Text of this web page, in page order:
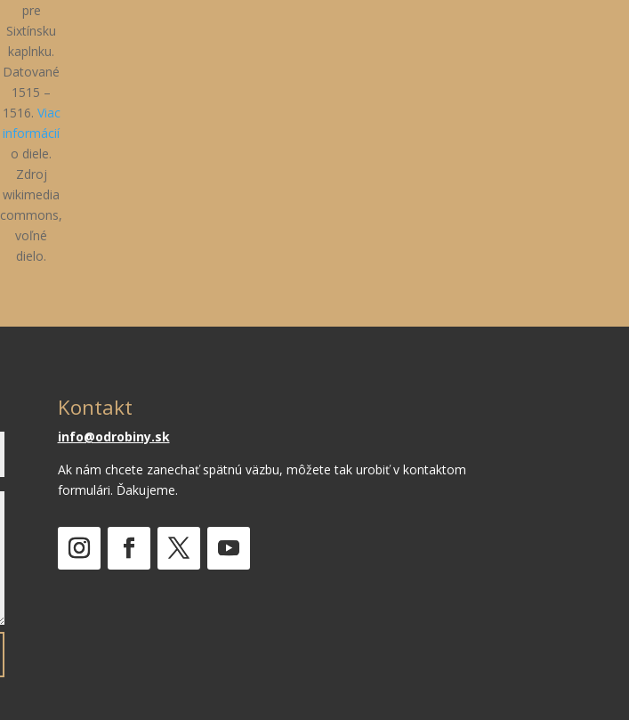
pre
Sixtínsku
kaplnku.
Datované
1515 –
1516. Viac
informácií
o diele.
Zdroj
wikimedia
commons,
voľné
dielo.
Kontakt
info@odrobiny.sk
Ak nám chcete zanechať spätnú väzbu, môžete tak urobiť v kontaktom
formulári. Ďakujeme.